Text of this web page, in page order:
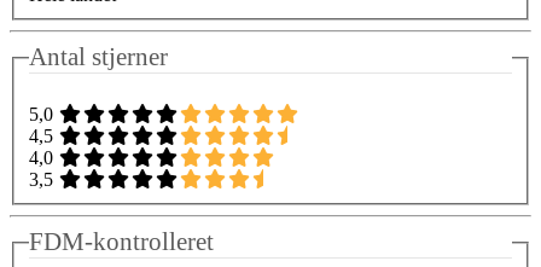
Antal stjerner
5,0
4,5
4,0
3,5
FDM-kontrolleret